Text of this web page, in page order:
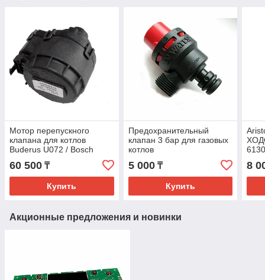
Мотор перепускного
клапана для котлов
Buderus U072 / Bosch
GAZ6000 8786445640
60 500 ₸
Купить
Предохранительный
клапан 3 бар для газовых
котлов
Bosch/Buderus/Ariston
87186445660 (61312668)
5 000₸
Купить
8
Акционные предложения и новинки